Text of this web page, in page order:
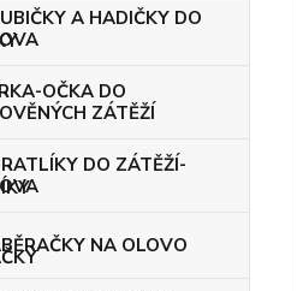
A HADIČKY DO
OČKA DO
ZÁTĚŽÍ
DO ZÁTĚŽÍ-
NA OLOVO